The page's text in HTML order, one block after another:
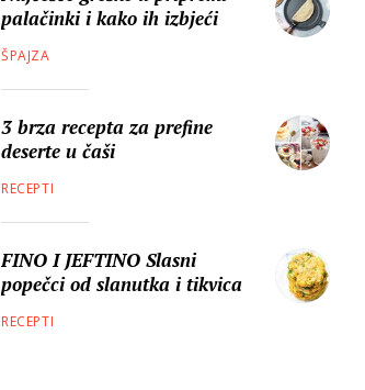
palačinki i kako ih izbjeći
ŠPAJZA
3 brza recepta za prefine
deserte u čaši
RECEPTI
FINO I JEFTINO Slasni
popečci od slanutka i tikvica
RECEPTI